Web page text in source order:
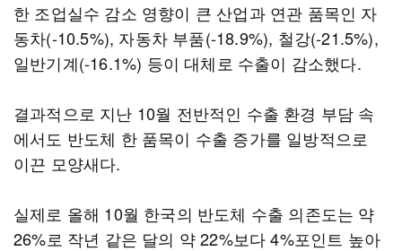
한 조업실수 감소 영향이 큰 산업과 연관 품목인 자
동차(-10.5%), 자동차 부품(-18.9%), 철강(-21.5%),
일반기계(-16.1%) 등이 대체로 수출이 감소했다.
결과적으로 지난 10월 전반적인 수출 환경 부담 속
에서도 반도체 한 품목이 수출 증가를 일방적으로
이끈 모양새다.
실제로 올해 10월 한국의 반도체 수출 의존도는 약
26%로 작년 같은 달의 약 22%보다 4%포인트 높아